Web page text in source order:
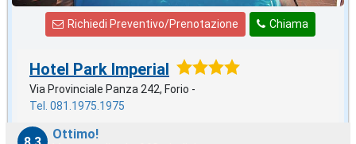
Chiama
Richiedi Preventivo/Prenotazione
Hotel Park Imperial
Via Provinciale Panza 242, Forio -
Tel. 081.1975.1975
Ottimo!